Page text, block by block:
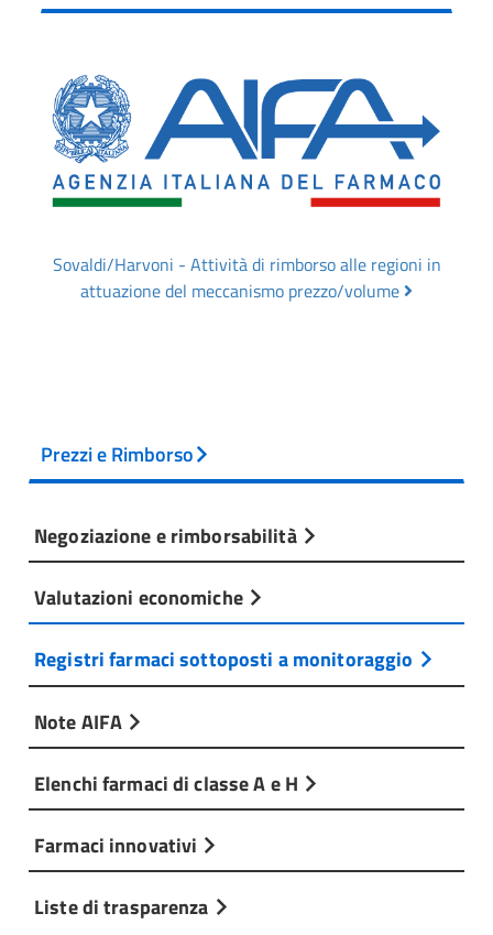
Sovaldi/Harvoni - Attività di rimborso alle regioni in
attuazione del meccanismo prezzo/volume
Prezzi e Rimborso
Negoziazione e rimborsabilità
Valutazioni economiche
Registri farmaci sottoposti a monitoraggio
Note AIFA
Elenchi farmaci di classe A e H
Farmaci innovativi
Liste di trasparenza